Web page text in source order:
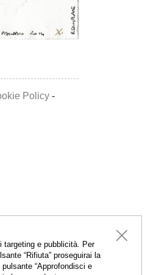
Policy -
e pubblicità. Per
“Rifiuta” proseguirai la
“Approfondisci e